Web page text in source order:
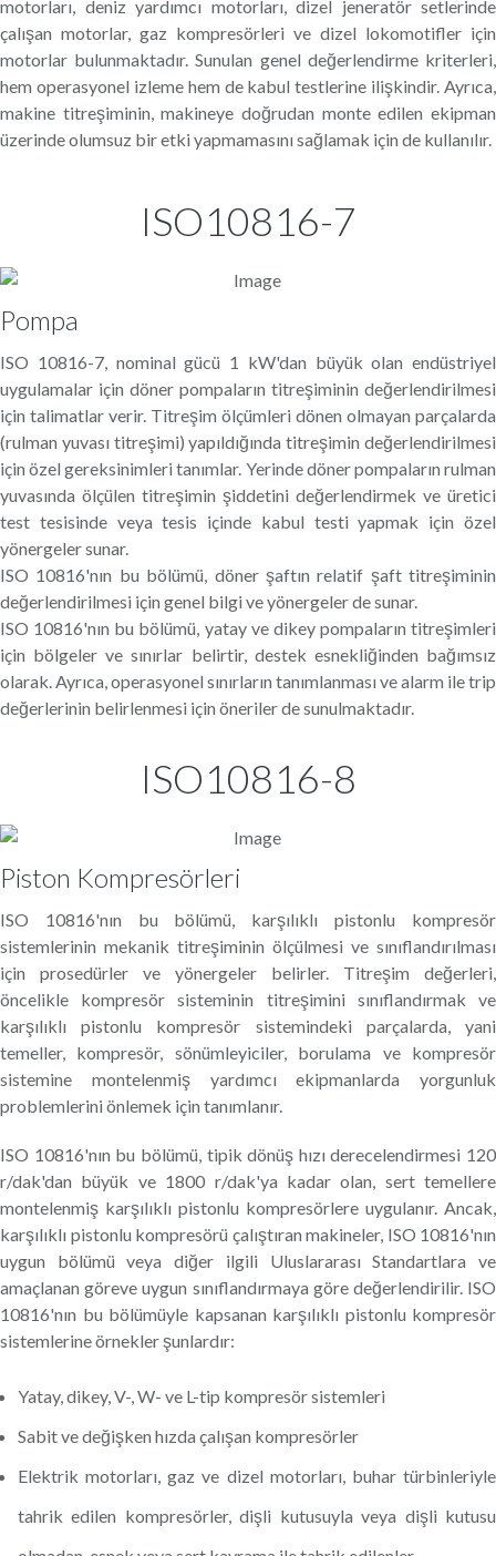
motorları, deniz yardımcı motorları, dizel jeneratör setlerinde
çalışan motorlar, gaz kompresörleri ve dizel lokomotifler için
motorlar bulunmaktadır. Sunulan genel değerlendirme kriterleri,
hem operasyonel izleme hem de kabul testlerine ilişkindir. Ayrıca,
makine titreşiminin, makineye doğrudan monte edilen ekipman
üzerinde olumsuz bir etki yapmamasını sağlamak için de kullanılır.
ISO10816-7
Pompa
ISO 10816-7, nominal gücü 1 kW'dan büyük olan endüstriyel
uygulamalar için döner pompaların titreşiminin değerlendirilmesi
için talimatlar verir. Titreşim ölçümleri dönen olmayan parçalarda
(rulman yuvası titreşimi) yapıldığında titreşimin değerlendirilmesi
için özel gereksinimleri tanımlar. Yerinde döner pompaların rulman
yuvasında ölçülen titreşimin şiddetini değerlendirmek ve üretici
test tesisinde veya tesis içinde kabul testi yapmak için özel
yönergeler sunar.
ISO 10816'nın bu bölümü, döner şaftın relatif şaft titreşiminin
değerlendirilmesi için genel bilgi ve yönergeler de sunar.
ISO 10816'nın bu bölümü, yatay ve dikey pompaların titreşimleri
için bölgeler ve sınırlar belirtir, destek esnekliğinden bağımsız
olarak. Ayrıca, operasyonel sınırların tanımlanması ve alarm ile trip
değerlerinin belirlenmesi için öneriler de sunulmaktadır.
ISO10816-8
Piston Kompresörleri
ISO 10816'nın bu bölümü, karşılıklı pistonlu kompresör
sistemlerinin mekanik titreşiminin ölçülmesi ve sınıflandırılması
için prosedürler ve yönergeler belirler. Titreşim değerleri,
öncelikle kompresör sisteminin titreşimini sınıflandırmak ve
karşılıklı pistonlu kompresör sistemindeki parçalarda, yani
temeller, kompresör, sönümleyiciler, borulama ve kompresör
sistemine montelenmiş yardımcı ekipmanlarda yorgunluk
problemlerini önlemek için tanımlanır.
ISO 10816'nın bu bölümü, tipik dönüş hızı derecelendirmesi 120
r/dak'dan büyük ve 1800 r/dak'ya kadar olan, sert temellere
montelenmiş karşılıklı pistonlu kompresörlere uygulanır. Ancak,
karşılıklı pistonlu kompresörü çalıştıran makineler, ISO 10816'nın
uygun bölümü veya diğer ilgili Uluslararası Standartlara ve
amaçlanan göreve uygun sınıflandırmaya göre değerlendirilir. ISO
10816'nın bu bölümüyle kapsanan karşılıklı pistonlu kompresör
sistemlerine örnekler şunlardır:
Yatay, dikey, V-, W- ve L-tip kompresör sistemleri
Sabit ve değişken hızda çalışan kompresörler
Elektrik motorları, gaz ve dizel motorları, buhar türbinleriyle
tahrik edilen kompresörler, dişli kutusuyla veya dişli kutusu